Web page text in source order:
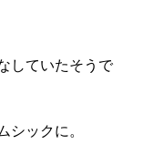
していたそうで
シックに。